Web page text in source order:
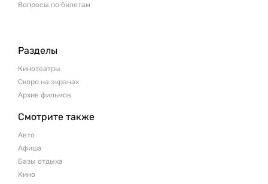
Вопросы по билетам
Разделы
Кинотеатры
Скоро на экранах
Архив фильмов
Смотрите также
Авто
Афиша
Базы отдыха
Кино